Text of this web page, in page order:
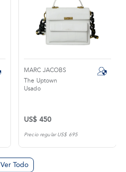
MARC JACOBS
The Uptown
Usado
US$ 450
Precio regular US$ 695
Ver Todo